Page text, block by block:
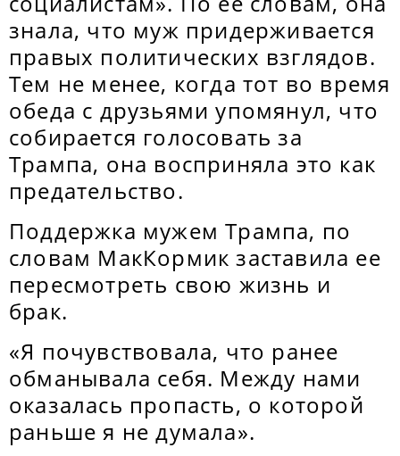
знала, что муж придерживается
правых политических взглядов.
Тем не менее, когда тот во время
обеда с друзьями упомянул, что
собирается голосовать за
Трампа, она восприняла это как
предательство.
Поддержка мужем Трампа, по
словам МакКормик заставила ее
пересмотреть свою жизнь и
брак.
«Я почувствовала, что ранее
обманывала себя. Между нами
оказалась пропасть, о которой
раньше я не думала».